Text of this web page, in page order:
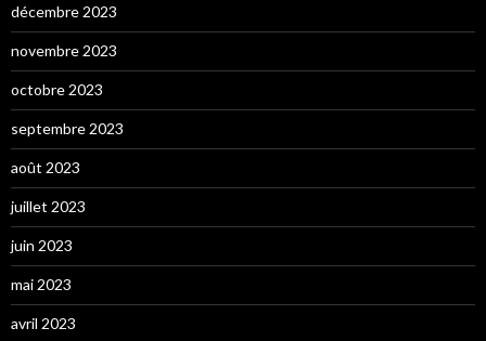
décembre 2023
novembre 2023
octobre 2023
septembre 2023
août 2023
juillet 2023
juin 2023
mai 2023
avril 2023